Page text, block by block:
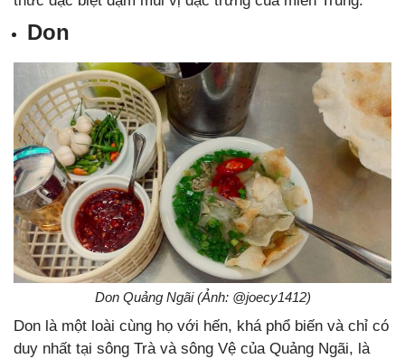
Don
Don Quảng Ngãi (Ảnh: @joecy1412)
Don là một loài cùng họ với hến, khá phổ biến và chỉ có
duy nhất tại sông Trà và sông Vệ của Quảng Ngãi, là